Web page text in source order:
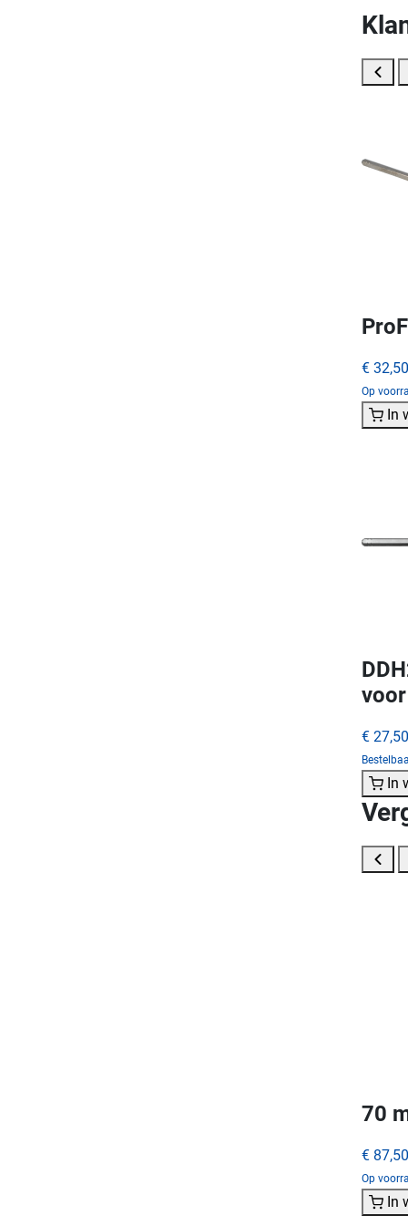
€ 32,50
Op
In
€ 27,50
In
70
€ 87,50
Op
In